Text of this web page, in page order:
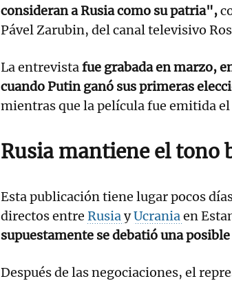
consideran a Rusia como su patria",
Pável Zarubin, del canal televisivo
La entrevistafue grabada en marzo,
cuando Putin ganó sus primeras
mientras que la película fue emitida el
Rusia mantiene el tono
Esta publicación tiene lugar pocos
directos entre RusiayUcraniaen
supuestamente se debatió una
Después de las negociaciones, el